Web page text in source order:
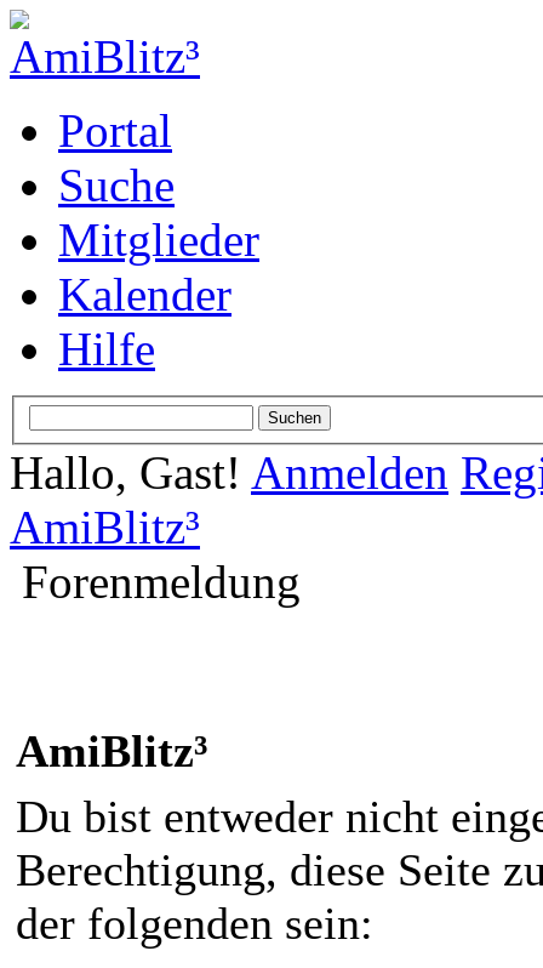
Portal
Suche
Mitglieder
Kalender
Hilfe
Hallo, Gast! Anmelden
AmiBlitz³
Forenmeldung
AmiBlitz³
Du bist entweder nicht
Berechtigung, diese Seite
der folgenden sein: